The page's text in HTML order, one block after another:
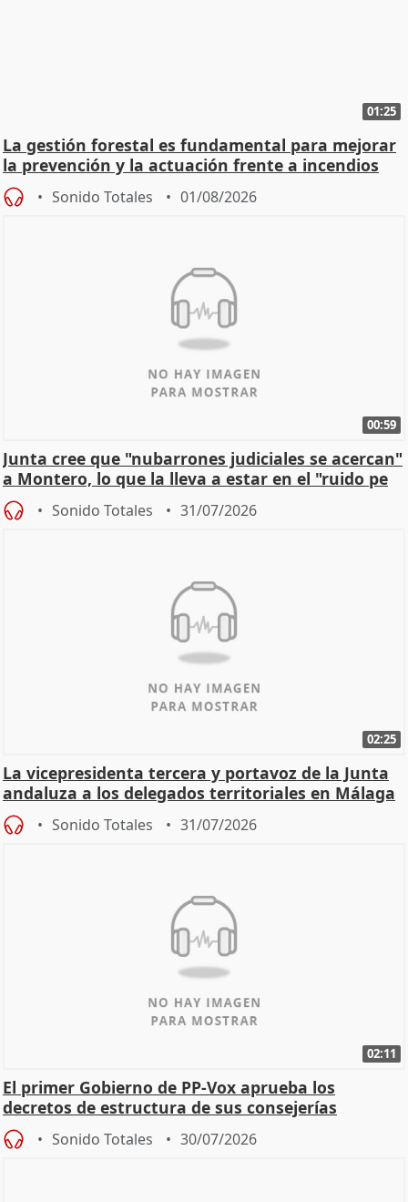
01:25
La gestión forestal es fundamental para mejorar
la prevención y la actuación frente a incendios
Sonido Totales 01/08/2026
00:59
Junta cree que "nubarrones judiciales se acercan"
a Montero, lo que la lleva a estar en el "ruido pe
Sonido Totales 31/07/2026
02:25
La vicepresidenta tercera y portavoz de la Junta
andaluza a los delegados territoriales en Málaga
Sonido Totales 31/07/2026
02:11
El primer Gobierno de PP-Vox aprueba los
decretos de estructura de sus consejerías
Sonido Totales 30/07/2026